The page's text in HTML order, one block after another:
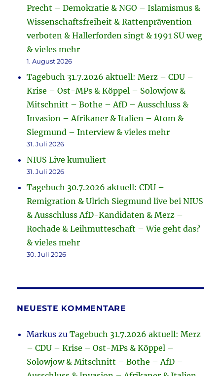
Precht – Demokratie & NGO – Islamismus &
Wissenschaftsfreiheit & Rattenprävention
verboten & Hallerforden singt & 1991 SU weg
& vieles mehr
1. August 2026
Tagebuch 31.7.2026 aktuell: Merz – CDU –
Krise – Ost-MPs & Köppel – Solowjow &
Mitschnitt – Bothe – AfD – Ausschluss &
Invasion – Afrikaner & Italien – Atom &
Siegmund – Interview & vieles mehr
31. Juli 2026
NIUS Live kumuliert
31. Juli 2026
Tagebuch 30.7.2026 aktuell: CDU –
Remigration & Ulrich Siegmund live bei NIUS
& Ausschluss AfD-Kandidaten & Merz –
Rochade & Leihmutteschaft – Wie geht das?
& vieles mehr
30. Juli 2026
NEUESTE KOMMENTARE
Markus zuTagebuch 31.7.2026 aktuell: Merz
– CDU – Krise – Ost-MPs & Köppel –
Solowjow & Mitschnitt – Bothe – AfD –